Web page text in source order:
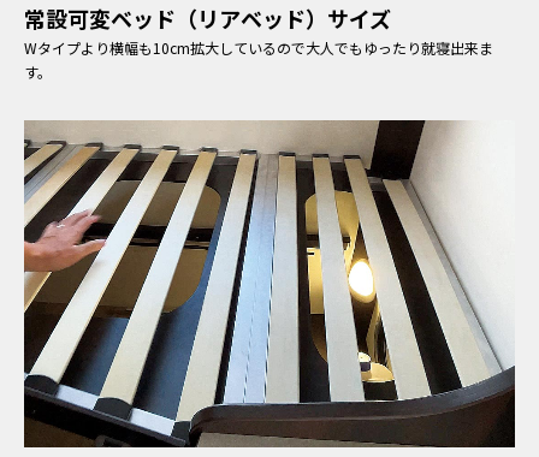
常設可変ベッド（リアベッド）サイズ
Wタイプより横幅も10cm拡大しているので大人でもゆったり就寝出来ま
す。